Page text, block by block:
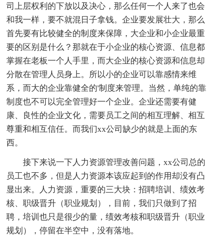
司上层权利的下放以及决心，那么任何一个人来了也会
和我一样，要不就混日子拿钱。企业要发展壮大，那么
首先要有比较健全的制度来保障，大企业和小企业最重
要的区别是什么？那就在于小企业的核心资源、信息都
掌握在老板一个人手里，而大企业的核心资源和信息却
分散在管理人员身上。所以小的企业可以靠感情来维
系，而大的企业靠健全的'制度来管理。当然，单纯的靠
制度也不可以完全管理好一个企业。企业还需要有健
康、良性的企业文化，需要员工之间的相互理解、相互
尊重和相互信任。而我们xx公司缺少的就是上面的东
西。
接下来说一下人力资源管理改善问题，xx公司总的
员工也不多，但是人力资源本该应起到的作用却没有凸
显出来。人力资源，重要的三大块：招聘培训、绩效考
核、职级晋升（职业规划），目前，我们只做到了招
聘，培训也只是很少的量，绩效考核和职级晋升（职业
规划），停留在半空中，没有落地。